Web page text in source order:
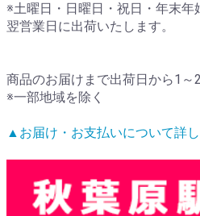
※土曜日・日曜日・祝日・年末年
翌営業日に出荷いたします。
商品のお届けまで出荷日から1～
※一部地域を除く
▲お届け・お支払いについて詳